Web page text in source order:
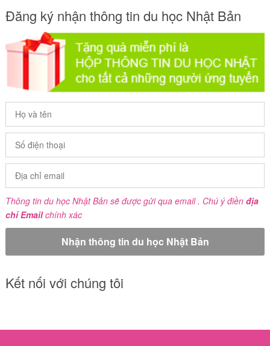
Đăng ký nhận thông tin du học Nhật Bản
Thông tin du học Nhật Bản sẽ được gửi qua email . Chú ý điền địa
chỉ Emailchính xác
Kết nối với chúng tôi